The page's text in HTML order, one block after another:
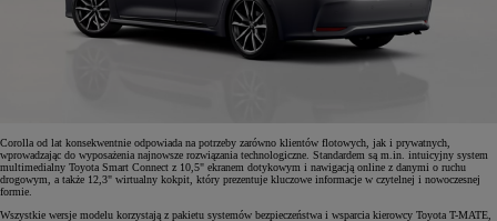
Corolla od lat konsekwentnie odpowiada na potrzeby zarówno klientów flotowych, jak i prywatnych,
wprowadzając do wyposażenia najnowsze rozwiązania technologiczne. Standardem są m.in. intuicyjny system
multimedialny Toyota Smart Connect z 10,5" ekranem dotykowym i nawigacją online z danymi o ruchu
drogowym, a także 12,3" wirtualny kokpit, który prezentuje kluczowe informacje w czytelnej i nowoczesnej
formie.
Wszystkie wersje modelu korzystają z pakietu systemów bezpieczeństwa i wsparcia kierowcy Toyota T-MATE,